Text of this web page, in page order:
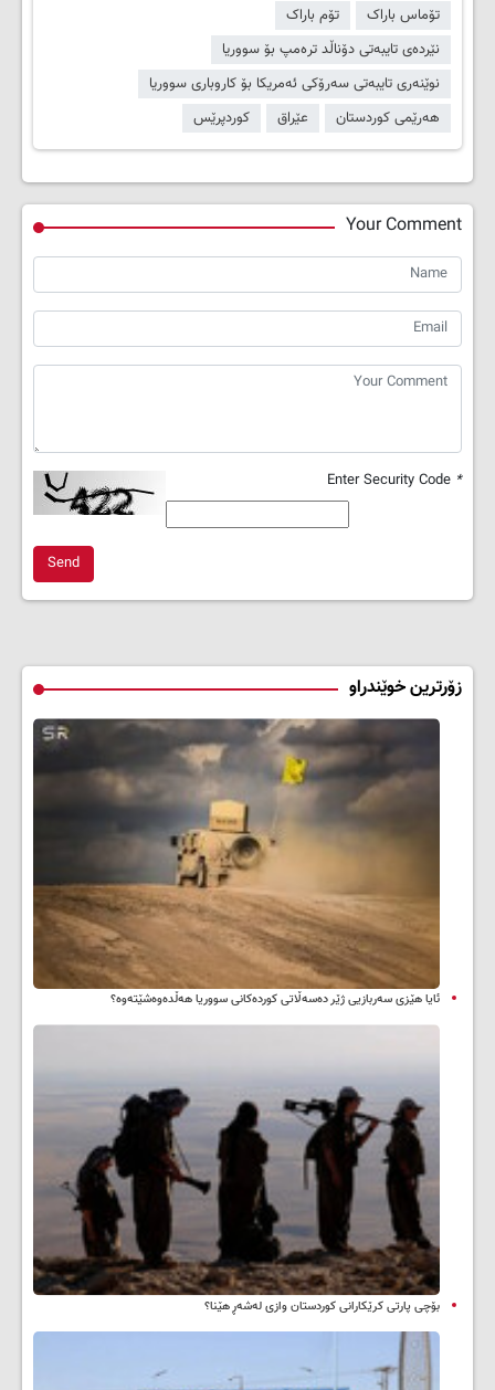
تۆماس باراک
تۆم باراک
نێردەی تایبەتی دۆناڵد ترەمپ بۆ سووریا
نوێنەری تایبەتی سەرۆکی ئەمریکا بۆ کاروباری سووریا
هەرێمی کوردستان
عێراق کوردپرێس
Your Comment
*
Send
زۆرترین خوێندراو
ئایا هێزی سەربازیی ژێر دەسەڵاتی کوردەکانی سووریا هەڵدەوەشێتەوە؟
بۆچی پارتی کرێکارانی کوردستان وازی لەشەڕ هێنا؟